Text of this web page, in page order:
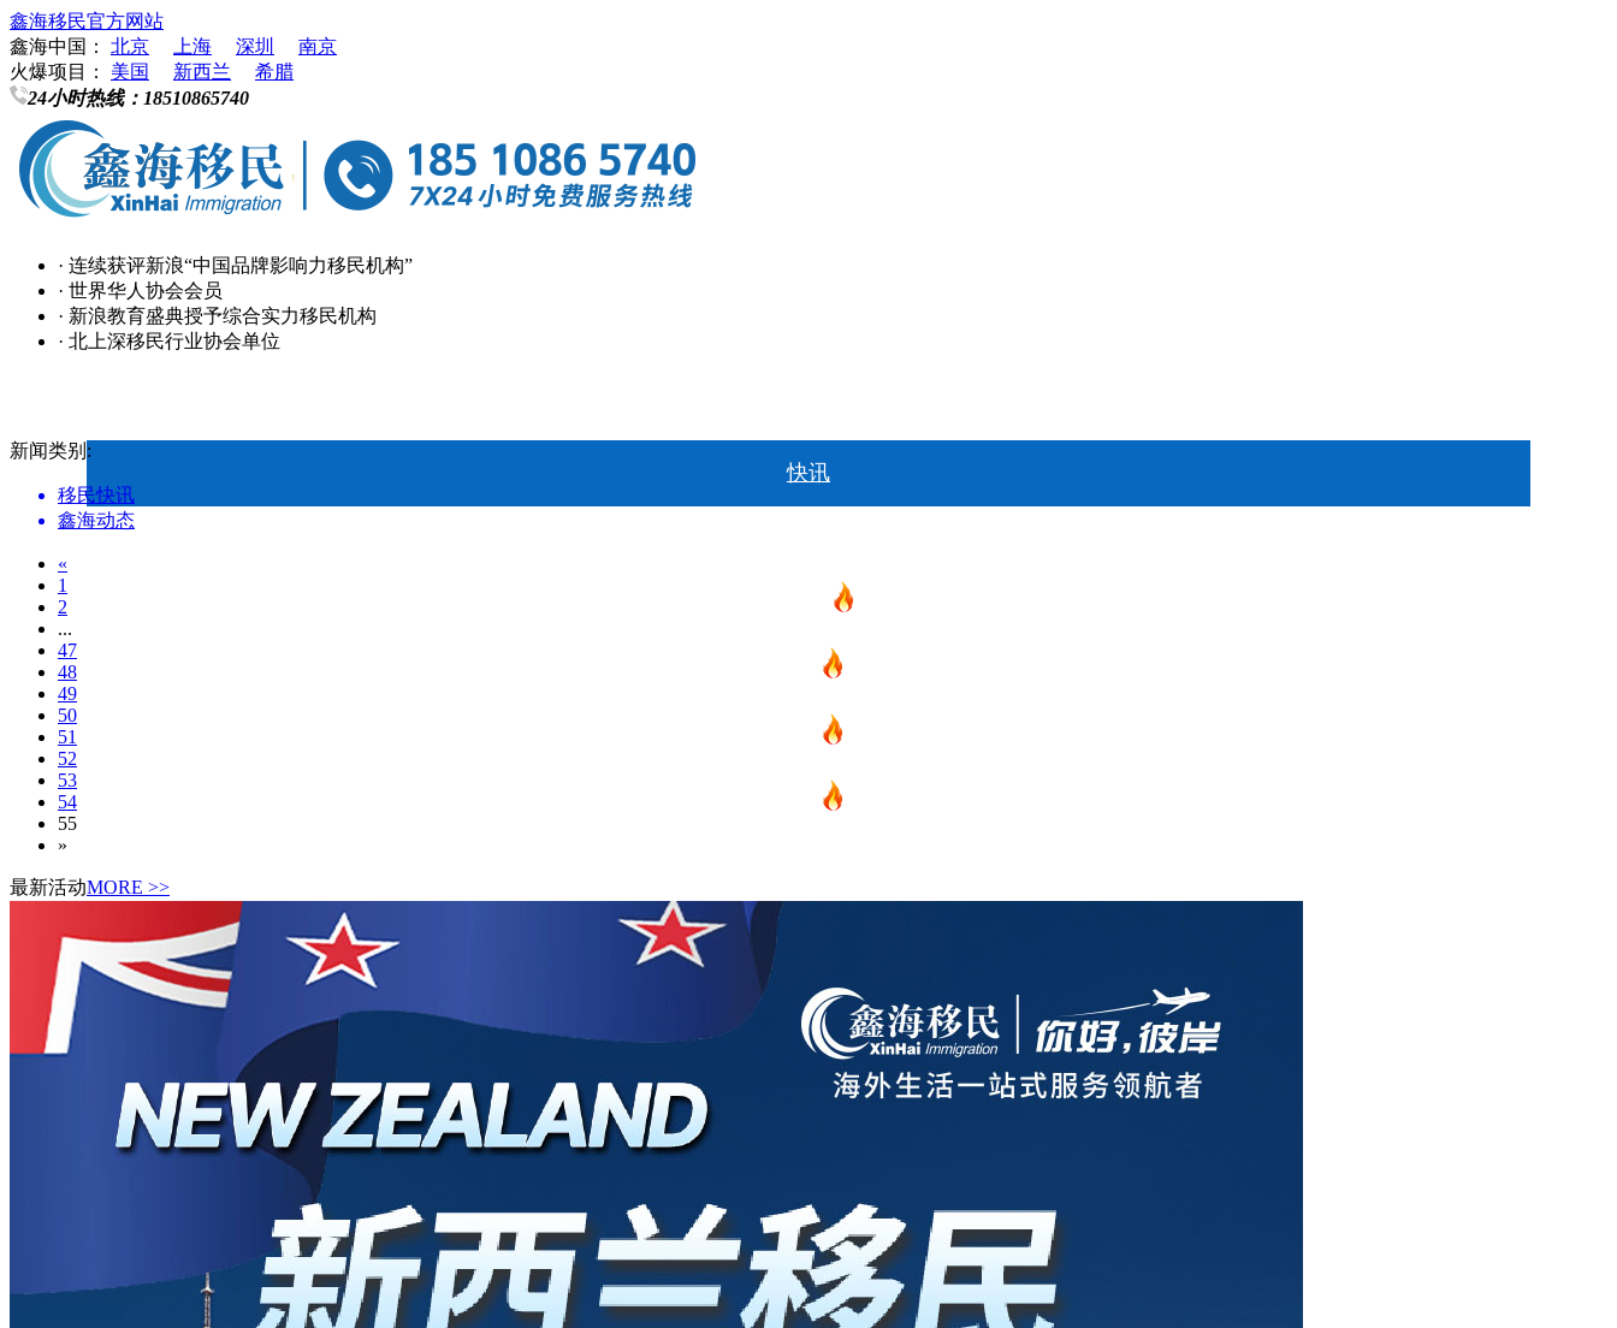
鑫海移民官方网站
鑫海中国：
北京 上海 深圳
南京
火爆项目：
美国 新西兰
希腊
24小时热线： 18510865740
· 连续获评新浪“中国品牌影响力移民机构”
· 世界华人协会会员
· 新浪教育盛典授予综合实力移民机构
· 北上深移民行业协会单位
快讯
加拿大
亚洲
安家
案例
新闻类别:
移民快讯
鑫海动态
«
1
2
...
47
48
49
50
51
52
53
54
55
»
最新活动MORE >>